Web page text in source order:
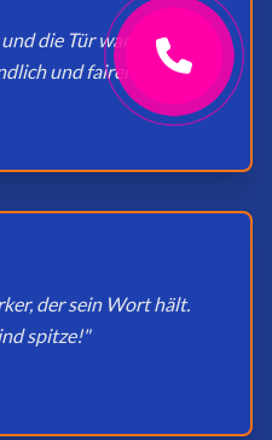
die Tür war in
und fairer Preis."
der sein Wort hält.
spitze!"